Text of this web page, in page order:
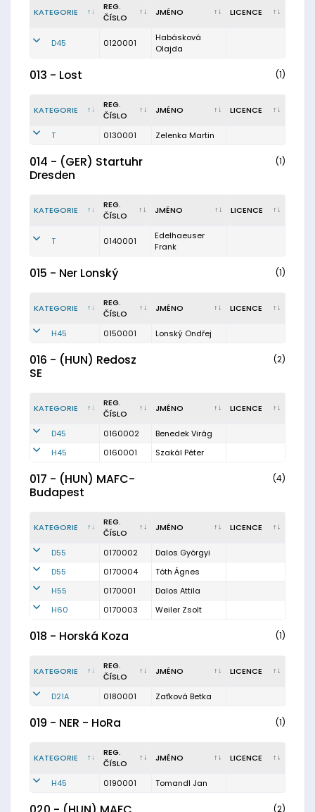
KATEGORIE
REG.
ČÍSLO
JMÉNO LICENCE
D45 0120001
Habásková
Olajda
013 - Lost (1)
KATEGORIE
REG.
ČÍSLO
JMÉNO LICENCE
T 0130001 Zelenka Martin
014 - (GER) Startuhr
Dresden
(1)
KATEGORIE
REG.
ČÍSLO
JMÉNO LICENCE
T 0140001
Edelhaeuser
Frank
015 - Ner Lonský (1)
KATEGORIE
REG.
ČÍSLO
JMÉNO LICENCE
H45 0150001 Lonský Ondřej
016 - (HUN) Redosz
SE
(2)
KATEGORIE
REG.
ČÍSLO
JMÉNO LICENCE
D45 0160002
Benedek Virág
H45
0160001 Szakál Péter
017 - (HUN) MAFC-
Budapest
(4)
KATEGORIE
REG.
ČÍSLO
JMÉNO LICENCE
D55 0170002
Dalos Györgyi
D55
0170004
Tóth Ágnes
H55
0170001
Dalos Attila
H60
0170003 Weiler Zsolt
018 - Horská Koza (1)
KATEGORIE
REG.
ČÍSLO
JMÉNO LICENCE
D21A 0180001 Zaťková Betka
019 - NER - HoRa (1)
KATEGORIE
REG.
ČÍSLO
JMÉNO LICENCE
H45 0190001 Tomandl Jan
(2)